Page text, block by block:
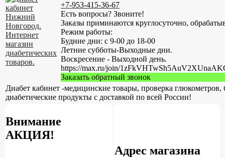
+7-953-415-36-67
Есть вопросы? Звоните!
Заказы приминаются круглосуточно,
Режим работы:
Будние дни: с 9-00 до 18-00
Летние субботы-Выходные дни.
Воскресение - Выходной день.
https://max.ru/join/
Заказать обратный звонок
Диабет кабинет -медицинские товары, проверка глюкометров,
диабетические продукты с доставкой по всей России!
Внимание
АКЦИЯ!
Адрес магазина